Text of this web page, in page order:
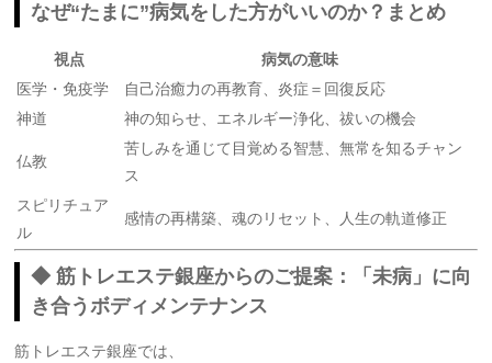
なぜ“たまに”病気をした方がいいのか？まとめ
視点
病気の意味
医学・免疫学
自己治癒力の再教育、炎症＝回復反応
神道
神の知らせ、エネルギー浄化、祓いの機会
仏教
苦しみを通じて目覚める智慧、無常を知るチャン
ス
スピリチュア
ル
感情の再構築、魂のリセット、人生の軌道修正
◆ 筋トレエステ銀座からのご提案：「未病」に向
き合うボディメンテナンス
筋トレエステ銀座では、